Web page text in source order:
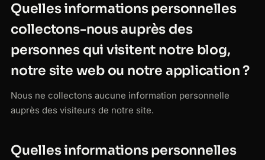
Quelles informations personnelles
collectons-nous auprès des
personnes qui visitent notre blog,
notre site web ou notre application ?
Nous ne collectons aucune information personnelle
auprès des visiteurs de notre site.
Quelles informations personnelles